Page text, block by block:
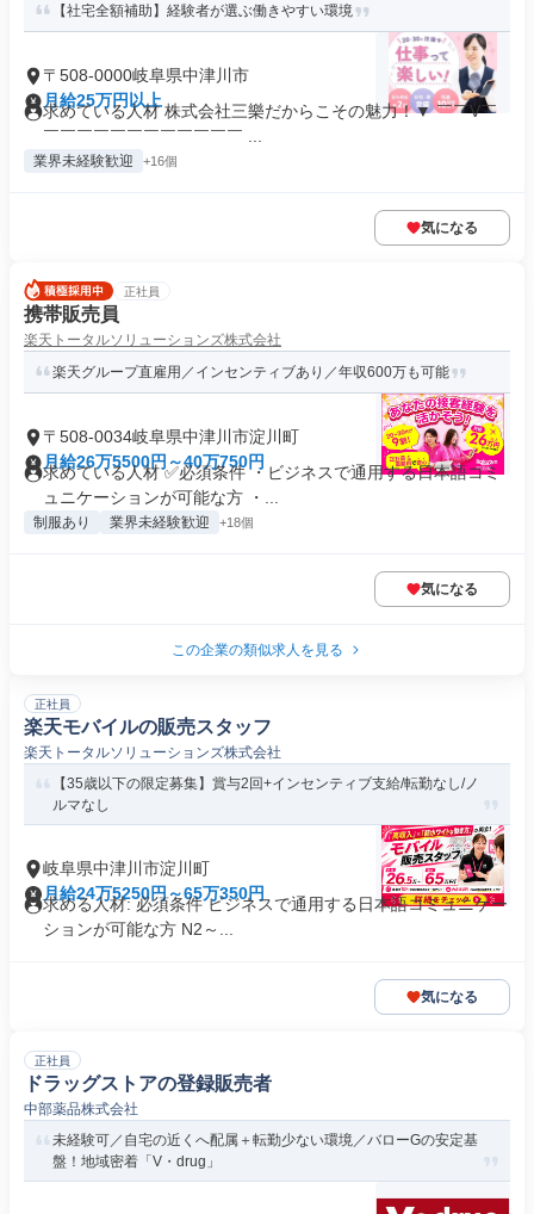
【社宅全額補助】経験者が選ぶ働きやすい環境
〒508-0000岐阜県中津川市
月給25万円以上
求めている人材 株式会社三樂だからこその魅力！▼ ￣￣V￣
￣￣￣￣￣￣￣￣￣￣￣￣ ...
業界未経験歓迎 +16個
気になる
正社員
携帯販売員
楽天トータルソリューションズ株式会社
楽天グループ直雇用／インセンティブあり／年収600万も可能
〒508-0034岐阜県中津川市淀川町
月給26万5500円～40万750円
求めている人材 ✅必須条件 ・ビジネスで通用する日本語コミ
ュニケーションが可能な方 ・...
制服あり 業界未経験歓迎 +18個
気になる
この企業の類似求人を見る
正社員
楽天モバイルの販売スタッフ
楽天トータルソリューションズ株式会社
【35歳以下の限定募集】賞与2回+インセンティブ支給/転勤なし/ノ
ルマなし
岐阜県中津川市淀川町
月給24万5250円～65万350円
求める人材: 必須条件 ビジネスで通用する日本語コミュニケー
ションが可能な方 N2～...
気になる
正社員
ドラッグストアの登録販売者
中部薬品株式会社
未経験可／自宅の近くへ配属＋転勤少ない環境／バローGの安定基
盤！地域密着「V・drug」